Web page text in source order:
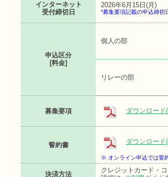
インターネット
受付締切日
2026年6月15日(月)
*募集要項記載の申込締切
申込区分
[料金]
個人の部
リレーの部
募集要項 ダウンロード
誓約書 ダウンロード
※ オンライン申込では誓
決済方法
クレジットカード・